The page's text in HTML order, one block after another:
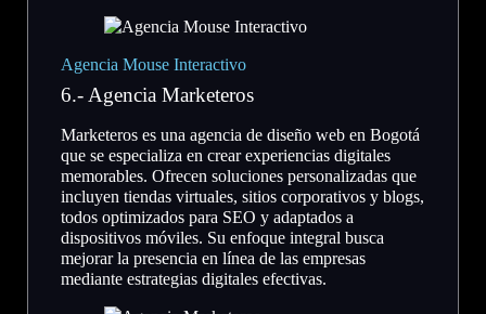
Agencia Mouse Interactivo
6.- Agencia Marketeros
Marketeros es una agencia de diseño web en Bogotá
que se especializa en crear experiencias digitales
memorables. Ofrecen soluciones personalizadas que
incluyen tiendas virtuales, sitios corporativos y blogs,
todos optimizados para SEO y adaptados a
dispositivos móviles. Su enfoque integral busca
mejorar la presencia en línea de las empresas
mediante estrategias digitales efectivas.